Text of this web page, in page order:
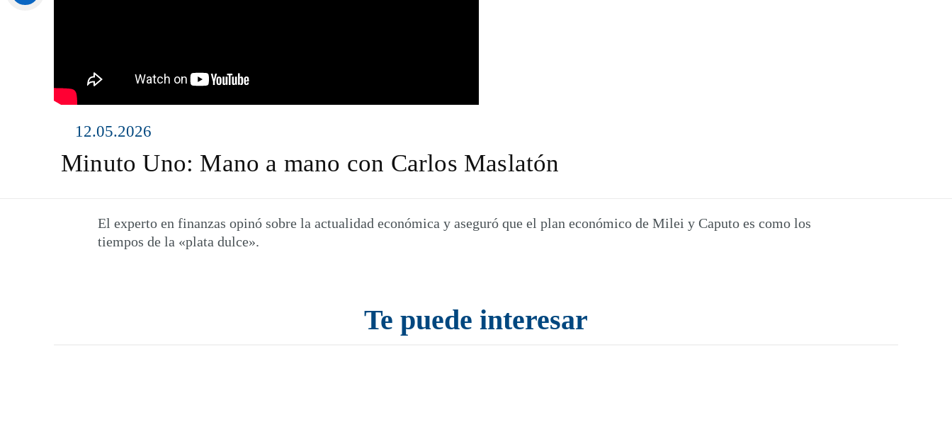
12.05.2026
Minuto Uno: Mano a mano con Carlos Maslatón
El experto en finanzas opinó sobre la actualidad económica y aseguró que el plan económico de Milei y Caputo es como los
tiempos de la «plata dulce».
Te puede interesar